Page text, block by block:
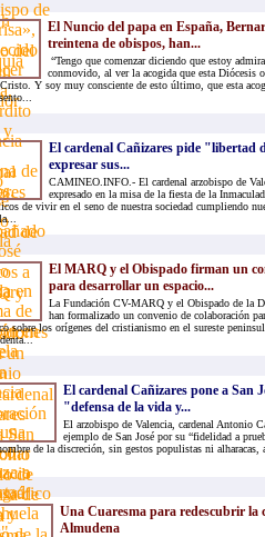
El Nuncio del papa en España,
treintena de obispos, han...
“Tengo que comenzar diciendo que estoy
conmovido, al ver la acogida que esta Diócesis
Y soy muy consciente de esto último, que esta
El cardenal Cañizares pide "libertad
expresar sus...
CAMINEO.INFO.- El cardenal arzobispo de
expresado en la misa de la fiesta de la
de vivir en el seno de nuestra sociedad cumpliendo
El MARQ y el Obispado firman un
para desarrollar un espacio...
La Fundación CV-MARQ y el Obispado de la
han formalizado un convenio de colaboración
sobre los orígenes del cristianismo en el sureste
El cardenal Cañizares pone a San
"defensa de la vida y...
El arzobispo de Valencia, cardenal Antonio
ejemplo de San José por su “fidelidad a
de la discreción, sin gestos populistas ni
Una Cuaresma para redescubrir la
Almudena